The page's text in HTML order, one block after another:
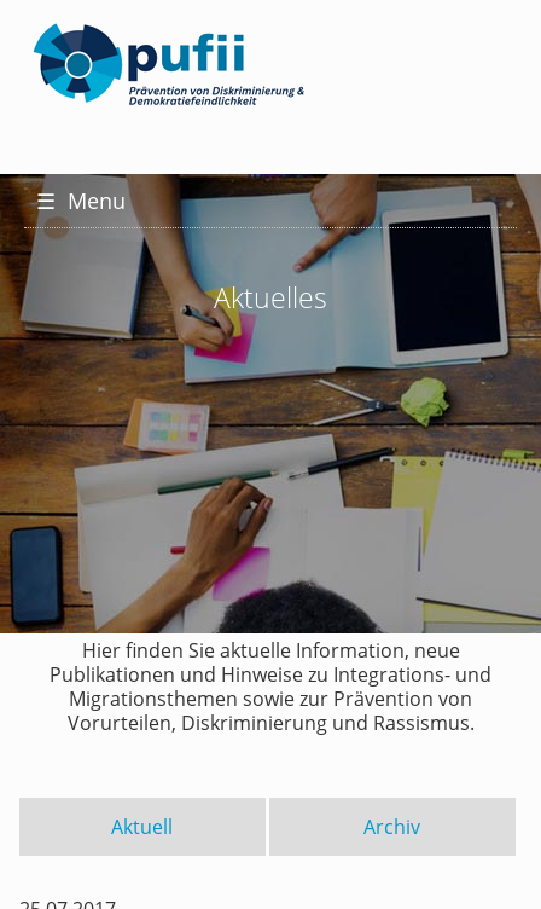
☰ Menu
Aktuelles
Hier finden Sie aktuelle Information, neue
Publikationen und Hinweise zu Integrations- und
Migrationsthemen sowie zur Prävention von
Vorurteilen, Diskriminierung und Rassismus.
Aktuell Archiv